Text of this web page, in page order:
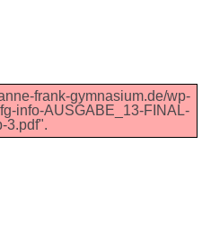
frank-gymnasium.de/wp-
info-AUSGABE_13-FINAL-
3.pdf".